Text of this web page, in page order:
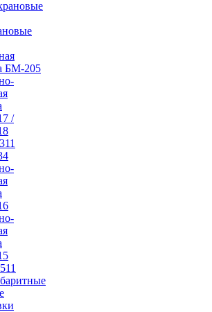
БМ-205
/